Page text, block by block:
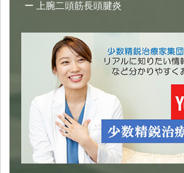
上腕二頭筋長頭腱炎